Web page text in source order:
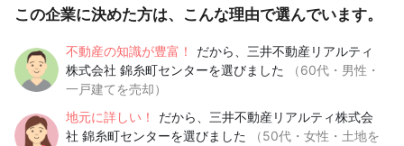
この企業に決めた方は、こんな理由で選んでいます。
不動産の知識が豊富！
だから、三井不動産リアルティ
株式会社 錦糸町センターを選びました
（60代・男性・
一戸建てを売却）
地元に詳しい！
だから、三井不動産リアルティ株式会
社 錦糸町センターを選びました
（50代・女性・土地を